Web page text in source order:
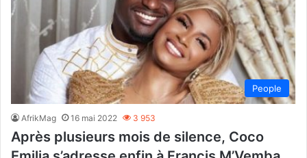
People
AfrikMag 16 mai 2022 3 953
Après plusieurs mois de silence, Coco